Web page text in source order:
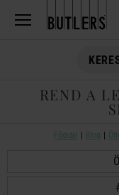
REND A
Főoldal Blog